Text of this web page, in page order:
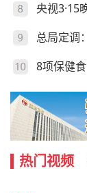
央视3·15
总局定调
8项保健
热门视频